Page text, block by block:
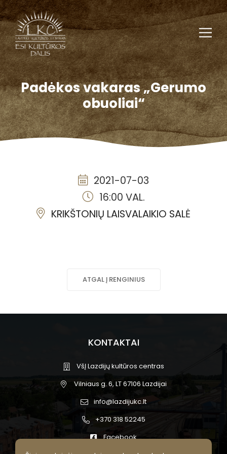
Padėkos vakaras „Gerumo
obuoliai“
2021-07-03
16:00 VAL.
KRIKŠTONIŲ LAISVALAIKIO SALĖ
ATGAL Į RENGINIUS
KONTAKTAI
VšĮ Lazdijų kultūros centras
Vilniaus g. 6, LT 67106 Lazdijai
info@lazdijukc.lt
+370 318 52245
Facebook